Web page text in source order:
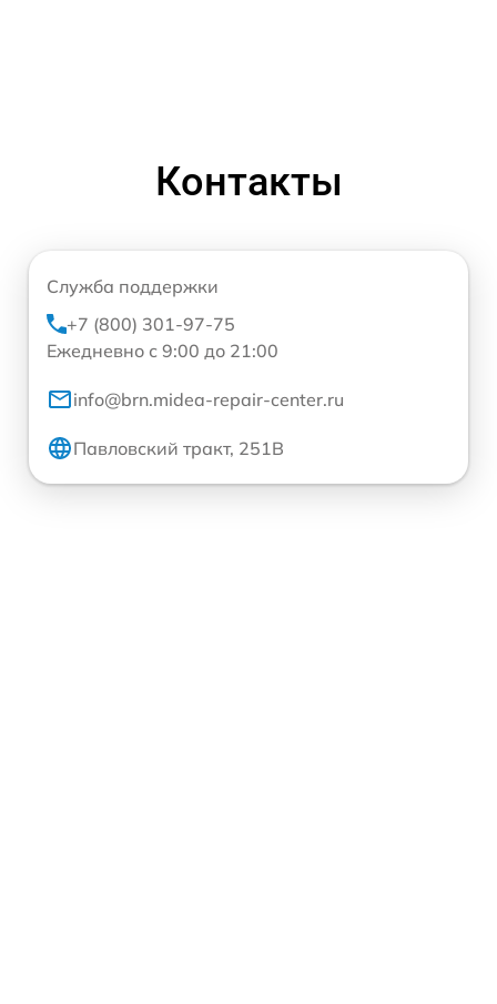
Контакты
Служба поддержки
+7 (800) 301-97-75
Ежедневно с 9:00 до 21:00
info@brn.midea-repair-center.ru
Павловский тракт, 251В